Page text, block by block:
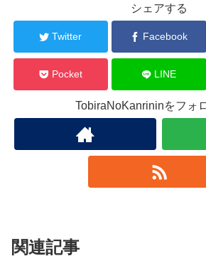
シェアする
Twitter Facebook
Pocket LINE
TobiraNoKanrininをフォ
関連記事